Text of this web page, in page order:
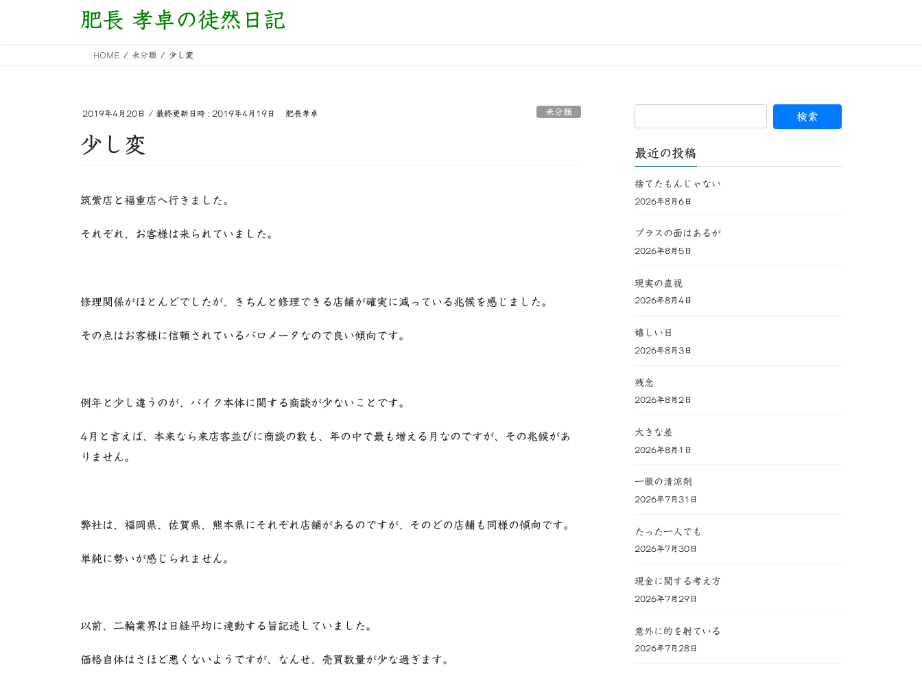
肥長 孝卓の徒然日記
HOME 未分類 少し変
2019年4月20日 / 最終更新日時 : 2019年4月19日 肥長孝卓 未分類
少し変
筑紫店と福重店へ行きました。
それぞれ、お客様は来られていました。
修理関係がほとんどでしたが、きちんと修理できる店舗が確実に減っている兆候を感じました。
その点はお客様に信頼されているバロメータなので良い傾向です。
例年と少し違うのが、バイク本体に関する商談が少ないことです。
4月と言えば、本来なら来店客並びに商談の数も、年の中で最も増える月なのですが、その兆候があ
りません。
弊社は、福岡県、佐賀県、熊本県にそれぞれ店舗があるのですが、そのどの店舗も同様の傾向です。
単純に勢いが感じられません。
以前、二輪業界は日経平均に連動する旨記述していました。
価格自体はさほど悪くないようですが、なんせ、売買数量が少な過ぎます。
最近の投稿
捨てたもんじゃない
2026年8月6日
プラスの面はあるが
2026年8月5日
現実の直視
2026年8月4日
嬉しい日
2026年8月3日
残念
2026年8月2日
大きな差
2026年8月1日
一服の清涼剤
2026年7月31日
たった一人でも
2026年7月30日
現金に関する考え方
2026年7月29日
意外に的を射ている
2026年7月28日